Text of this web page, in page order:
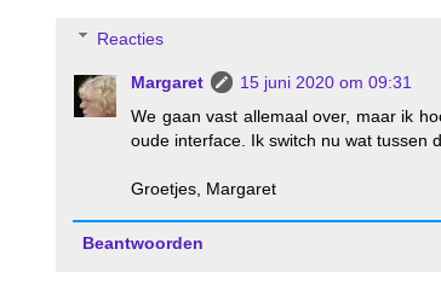
Reacties
Margaret
15 juni 2020 om 09:31
We gaan vast allemaal over, maar ik
oude interface. Ik switch nu wat tussen
Groetjes, Margaret
Beantwoorden